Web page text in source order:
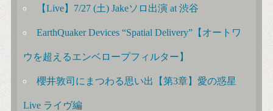
【Live】7/27 (土) Jakeソロ出演 at 渋谷
EarthQuaker Devices “Spatial Delivery”【オートワ
ウを超えるエンベロープフィルター】
櫻井敦司にまつわる思い出【第3章】愛の惑星
Live ライヴ編